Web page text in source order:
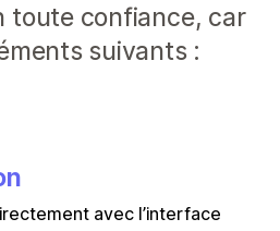
toute confiance, car
suivants :
avec l’interface